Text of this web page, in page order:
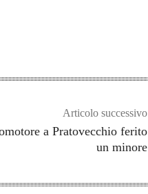
Articolo successivo
a Pratovecchio ferito
un minore